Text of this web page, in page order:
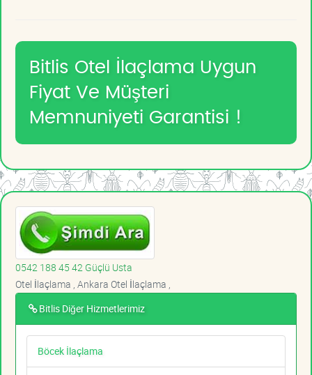
Bitlis Otel İlaçlama Uygun
Fiyat Ve Müşteri
Memnuniyeti Garantisi !
0542 188 45 42 Güçlü Usta
Otel İlaçlama , Ankara Otel İlaçlama ,
Bitlis Diğer Hizmetlerimiz
Böcek İlaçlama